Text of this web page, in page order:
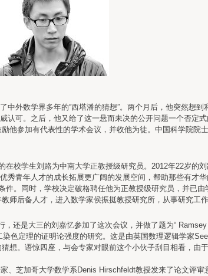
数学界多年的“西塔潘的猜想”。两个月后，他突然想
可。之后，他又给了这一悬而未决的公开问题一个否定式
参加有代表性的学术会议，并收他为徒。中国科学院院
校学生刘路为中南大学正教授级研究员。2012年22岁的
年人才的成长拓展更广阔的发展空间，帮助那些有才华
同时，学校决定破格聘任他为正教授级研究员，并已由
后备人才，进入数学家侯振挺教授研究所，从事研究工作
是大三的刘嘉忆参加了这次会议，并做了题为“
色定理的证明论强度的研究。这是由英国数理逻辑学家
。语惊四座，与会专家对眼前这个小伙子刮目相看，由
加哥大学数学系Denis Hirschfeldt教授发来了论文评审